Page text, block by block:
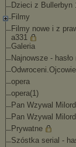
Dzieci z Bullerbyn
Filmy
Filmy nowe i z
a331
Galeria
Najnowsze - hasło
Odwroceni.Ojcowie
opera
opera(1)
Pan Wzywal
Pan Wzywal
Prywatne
Szóstka serial -